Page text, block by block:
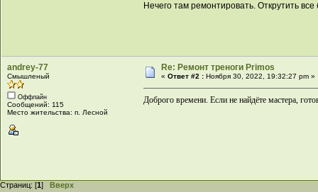
Нечего там ремонтировать. Открутить
andrey-77
Смышленый
Оффлайн
Сообщений: 115
Место жительства: п. Лесной
Re: Ремонт треноги Primos
«Ответ #2 : Ноября 30, 2022, 19:32:27 pm »
Доброго времени. Если не найдёте мастера,
Страниц: [1 ] Вверх